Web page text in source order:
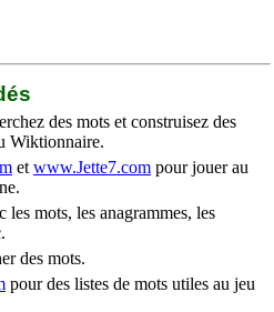
des mots et construisez des
Wiktionnaire.
et www.Jette7.com pour jouer au
les mots, les anagrammes, les
des mots.
pour des listes de mots utiles au jeu